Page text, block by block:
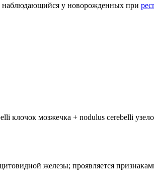
наблюдающийся у новорожденных при
мозжечка + nodulus cerebelli
железы; проявляется